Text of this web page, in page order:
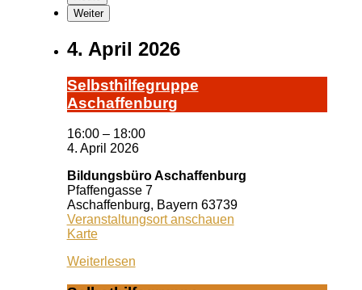
Weiter
4. April 2026
Selbst­hil­fe­grup­pe
A­schaf­fen­burg
16:00 – 18:00
4. April 2026
Bildungsbüro Aschaffenburg
Pfaffengasse 7
Aschaffenburg, Bayern 63739
Veranstaltungsort anschauen
KarteBildungsbüro
Weiterlesen